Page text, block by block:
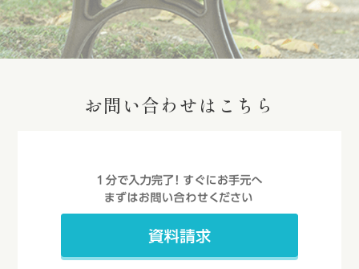
お問い合わせはこちら